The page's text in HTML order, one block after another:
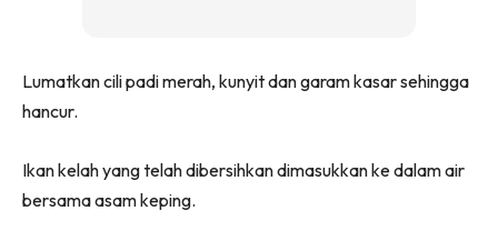
Lumatkan cili padi merah, kunyit dan garam kasar sehingga
hancur.
Ikan kelah yang telah dibersihkan dimasukkan ke dalam air
bersama asam keping.